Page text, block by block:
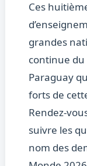
Ces
grandes
continue du
Paraguay
forts de
Rendez-
suivre les
nom des